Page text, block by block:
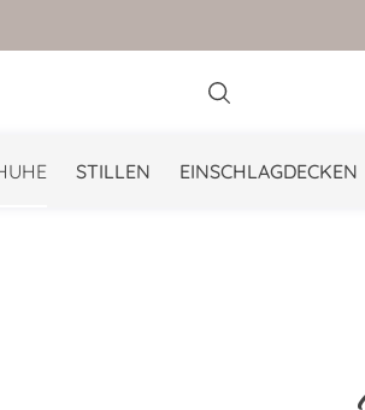
STILLEN EINSCHLAGDECKEN